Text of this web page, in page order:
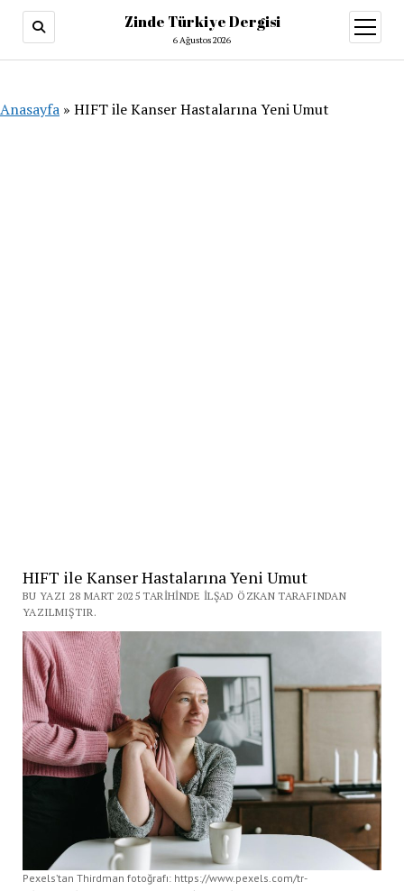
Zinde Türkiye Dergisi
6 Ağustos 2026
aç
Anasayfa » HIFT ile Kanser Hastalarına Yeni Umut
HIFT ile Kanser Hastalarına Yeni Umut
BU YAZI 28 MART 2025 TARIHINDE İLŞAD ÖZKAN TARAFINDAN
YAZILMIŞTIR.
Pexels’tan Thirdman fotoğrafı: https://www.pexels.com/tr-